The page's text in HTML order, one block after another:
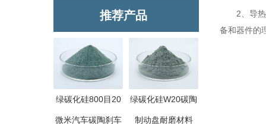
推荐产品
绿碳化硅800目20
微米汽车碳陶刹车
绿碳化硅W20碳陶
制动盘耐磨材料
2、导热
备和器件的